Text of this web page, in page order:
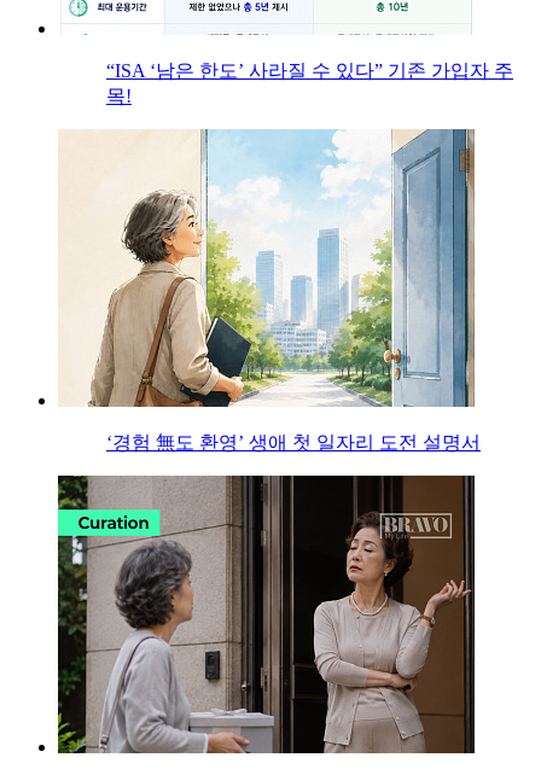
“ISA ‘남은 한도’ 사라질 수 있다” 기존 가입자 주
목!
‘경험 無도 환영’ 생애 첫 일자리 도전 설명서